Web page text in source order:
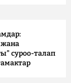
суроо-талап